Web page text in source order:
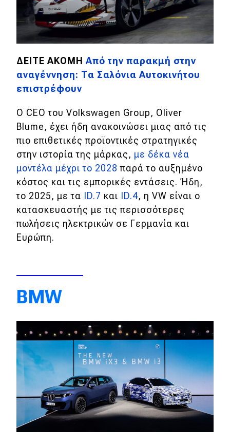
ΔΕΙΤΕ ΑΚΟΜΗ Από την παρακμή στην
αναγέννηση: Τα Σαλόνια Αυτοκινήτου
επιστρέφουν
Ο CEO του Volkswagen Group, Oliver
Blume, έχει ήδη ανακοινώσει μιας από τις
πιο επιθετικές προϊοντικές στρατηγικές
στην ιστορία της μάρκας, με δέκα νέα
μοντέλα μέχρι το 2028παρά το αυξημένο
κόστος και τις εμπορικές εντάσεις. Ήδη,
το 2025, με τα
ID.7 και ID.4, η VW είναι ο
κατασκευαστής με τις περισσότερες
πωλήσεις ηλεκτρικών σε Γερμανία και
Ευρώπη.
BMW